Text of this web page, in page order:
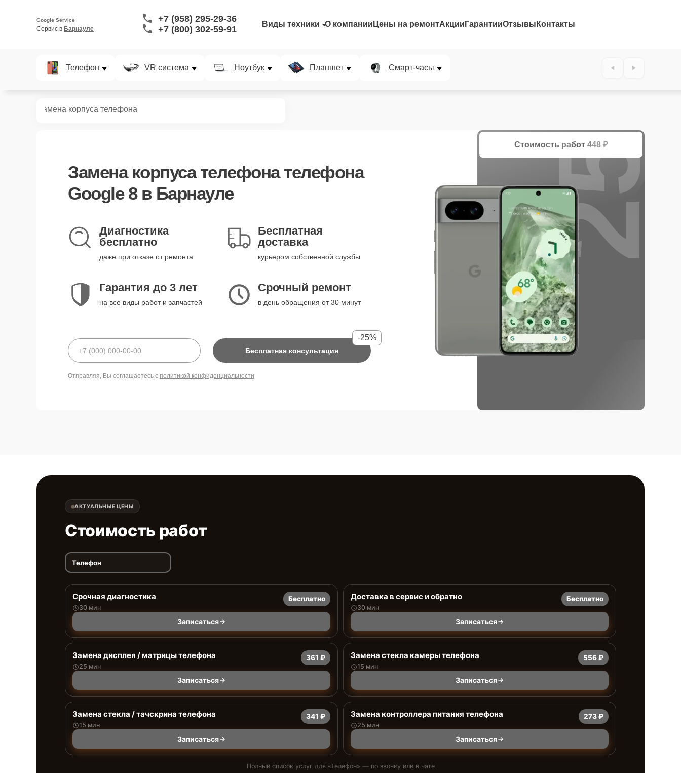
Google Service
Сервис в Барнауле
+7 (958) 295-29-36
+7 (800) 302-59-91
Виды техники О компании Цены на ремонтАкции ГарантииОтзывы Контакты
Телефон VR система Ноутбук Планшет Смарт-часы
Замена корпуса телефона
Замена корпуса телефона телефона
Google 8 в Барнауле
Диагностика
бесплатно
даже при отказе от ремонта
Бесплатная
доставка
курьером собственной службы
Гарантия до 3 лет
на все виды работ и запчастей
Срочный ремонт
в день обращения от 30 минут
Бесплатная консультация
-25%
Отправляя, Вы соглашаетесь с политикой конфиденциальности
Стоимость работ 448 ₽
25%
АКТУАЛЬНЫЕ ЦЕНЫ
Стоимость работ
Телефон
Срочная диагностика
30 мин
Бесплатно
Записаться
Доставка в сервис и обратно
30 мин
Бесплатно
Записаться
Замена дисплея / матрицы телефона
25 мин
361 ₽
Записаться
Замена стекла камеры телефона
15 мин
556 ₽
Записаться
Замена стекла / тачскрина телефона
15 мин
341 ₽
Записаться
Замена контроллера питания телефона
25 мин
273 ₽
Записаться
Полный список услуг для «Телефон» — по звонку или в чате